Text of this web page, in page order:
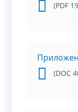
(PDF
(DOC